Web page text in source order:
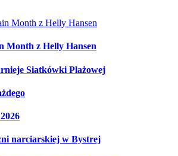
Month z Helly Hansen
Siatkówki Plażowej
narciarskiej w Bystrej